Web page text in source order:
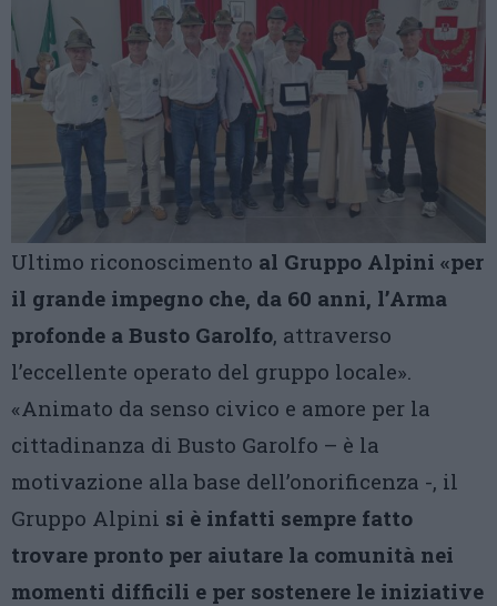
Ultimo riconoscimento al Gruppo Alpini «per
il grande impegno che, da 60 anni, l’Arma
profonde a Busto Garolfo, attraverso
l’eccellente operato del gruppo locale».
«Animato da senso civico e amore per la
cittadinanza di Busto Garolfo – è la
motivazione alla base dell’onorificenza -, il
Gruppo Alpini si è infatti sempre fatto
trovare pronto per aiutare la comunità nei
momenti difficili e per sostenere le iniziative